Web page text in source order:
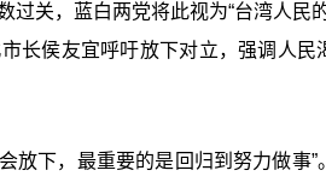
关，蓝白两党将此视为“台湾人民的
长侯友宜呼吁放下对立，强调人民
下，最重要的是回归到努力做事”